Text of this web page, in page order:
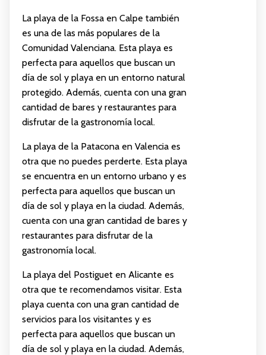
La playa de la Fossa en Calpe también
es una de las más populares de la
Comunidad Valenciana. Esta playa es
perfecta para aquellos que buscan un
día de sol y playa en un entorno natural
protegido. Además, cuenta con una gran
cantidad de bares y restaurantes para
disfrutar de la gastronomía local.
La playa de la Patacona en Valencia es
otra que no puedes perderte. Esta playa
se encuentra en un entorno urbano y es
perfecta para aquellos que buscan un
día de sol y playa en la ciudad. Además,
cuenta con una gran cantidad de bares y
restaurantes para disfrutar de la
gastronomía local.
La playa del Postiguet en Alicante es
otra que te recomendamos visitar. Esta
playa cuenta con una gran cantidad de
servicios para los visitantes y es
perfecta para aquellos que buscan un
día de sol y playa en la ciudad. Además,